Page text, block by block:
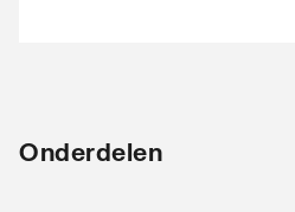
Onderdelen